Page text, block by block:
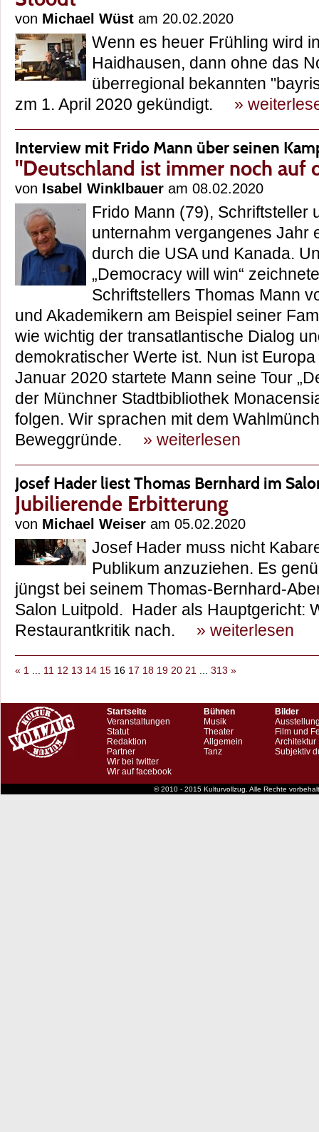
von Michael Wüst am 20.02.2020
Wenn es heuer Frühling wird
Haidhausen, dann ohne das
überregional bekannten
zm 1. April 2020 gekündigt. »
Interview mit Frido Mann über seinen
"Deutschland ist immer noch auf
von Isabel Winklbauer am 08.02.2020
Frido Mann (79), Schriftsteller
unternahm vergangenes Jahr
durch die USA und Kanada.
„Democracy will win“
Schriftstellers Thomas Mann
und Akademikern am Beispiel seiner
wie wichtig der transatlantische Dialog
demokratischer Werte ist. Nun ist
Januar 2020 startete Mann seine Tour
der Münchner Stadtbibliothek
folgen. Wir sprachen mit dem
Beweggründe. » weiterlesen
Josef Hader liest Thomas Bernhard im
Jubilierende Erbitterung
von Michael Weiser am 05.02.2020
Josef Hader muss nicht
Publikum anzuziehen. Es
jüngst bei seinem Thomas-Bernhard-
Salon Luitpold. Hader als Hauptgericht:
Restaurantkritik nach. » weiterlesen
« 1 ... 11 12 13 14 15 16 17 18 19 20 21 ... 313 »
Startseite
Veranstaltungen
Statut
Redaktion
Partner
Wir bei twitter
Wir auf facebook
Bühnen
Musik
Theater
Allgemein
Tanz
Bilder
Film und
Architektur
Subjektiv
© 2010 - 2015 Kulturvollzug. Alle Rechte